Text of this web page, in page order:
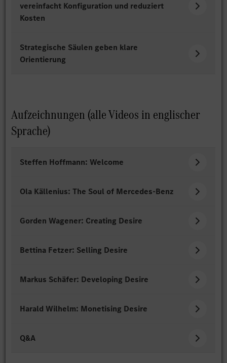
vereinfacht Konfiguration und reduziert
Kosten
Strategische Säulen geben klare
Orientierung
Aufzeichnungen (alle Videos in englischer
Sprache)
Steffen Hoffmann: Welcome
Ola Källenius: The Soul of Mercedes-Benz
Gorden Wagener: Creating Desire
Bettina Fetzer: Selling Desire
Markus Schäfer: Developing Desire
Harald Wilhelm: Monetising Desire
Q&A